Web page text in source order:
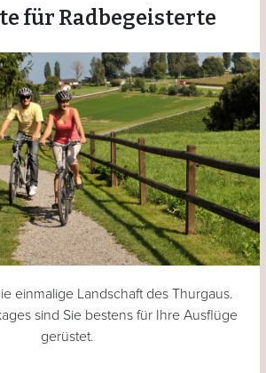
für Radbegeisterte
einmalige Landschaft des Thurgaus.
sind Sie bestens für Ihre Ausflüge
gerüstet.